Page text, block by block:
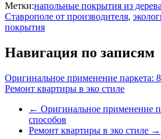
Метки:напольные покрытия из дерева
Ставрополе от производителя,
покрытия
Навигация по записям
Оригинальное применение паркета:
Ремонт квартиры в эко стиле
← Оригинальное применение
способов
Ремонт квартиры в эко стиле →